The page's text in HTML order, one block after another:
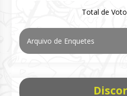
Total de
Arquivo de Enquetes